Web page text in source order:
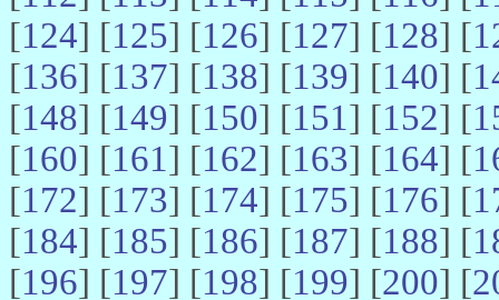
[124] [125] [126] [127] [128] [
[136] [137] [138] [139] [140] [
[148] [149] [150] [151] [152] [
[160] [161] [162] [163] [164] [
[172] [173] [174] [175] [176] [
[184] [185] [186] [187] [188] [
[196] [197] [198] [199] [200] [